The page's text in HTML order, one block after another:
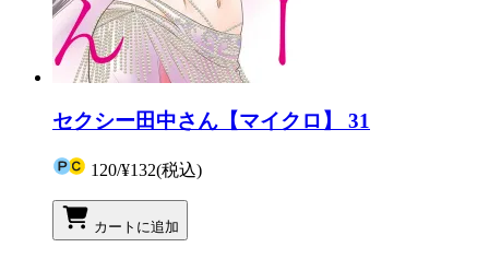
セクシー田中さん【マイクロ】 31
120/¥132(税込)
カートに追加